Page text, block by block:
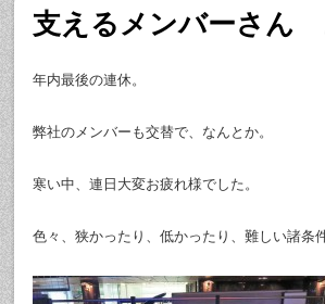
支えるメンバーさん
年内最後の連休。
弊社のメンバーも交替で、なんとか。
寒い中、連日大変お疲れ様でした。
色々、狭かったり、低かったり、難しい諸条